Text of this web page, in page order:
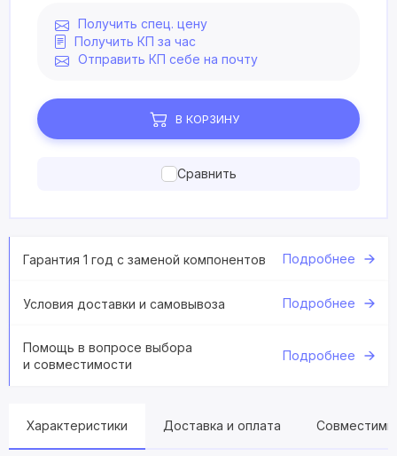
Получить спец. цену
Получить КП за час
Отправить КП себе на почту
В КОРЗИНУ
Сравнить
Гарантия 1 год с заменой компонентов Подробнее
Условия доставки и самовывоза Подробнее
Помощь в вопросе выбора
и совместимости
Подробнее
Характеристики Доставка и оплата